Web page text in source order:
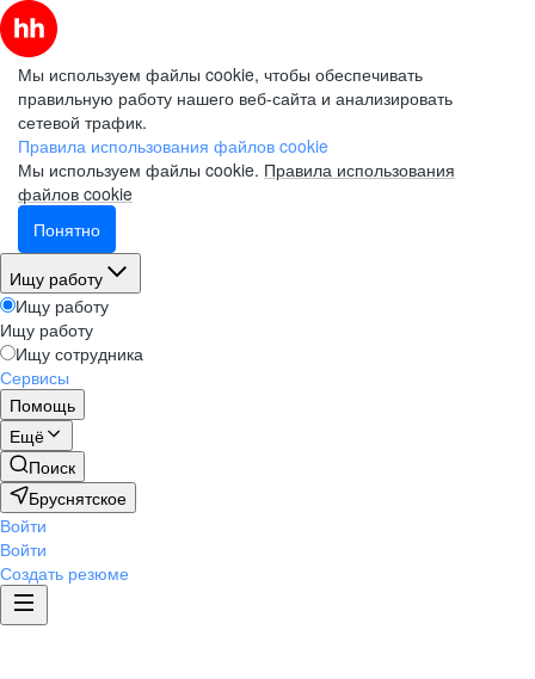
Мы используем файлы cookie, чтобы обеспечивать
правильную работу нашего веб-сайта и анализировать
сетевой трафик.
Правила использования файлов cookie
Мы используем файлы cookie. Правила использования
файлов cookie
Понятно
Ищу работу
Ищу работу
Ищу работу
Ищу сотрудника
Сервисы
Помощь
Ещё
Поиск
Бруснятское
Войти
Войти
Создать резюме